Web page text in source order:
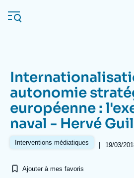
au
contenu
Navigation
principale
L'Ifri
Analyses
autonomie
européenne :
naval - Hervé
Interventions médiatiques | 19/03/
Ajouter à mes favoris